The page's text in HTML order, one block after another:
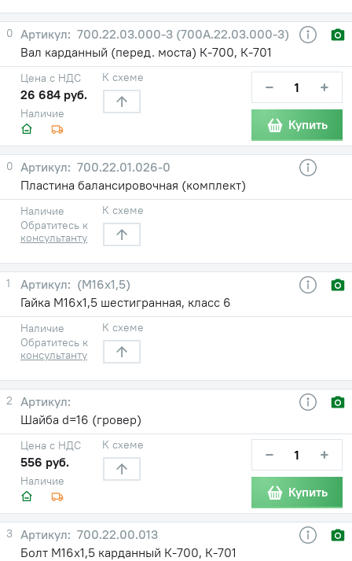
0
700.22.03.000-3 (700А.22.03.000-3)
Вал карданный (перед. моста) К-700, К-701
Наличие
Цена с НДС
26 684 руб.
К схеме − +
Купить
0
700.22.01.026-0
Пластина балансировочная (комплект)
Наличие
Обратитесь к
консультанту
К схеме
1
(М16х1,5)
Гайка М16х1,5 шестигранная, класс 6
Наличие
Обратитесь к
консультанту
К схеме
2
Шайба d=16 (гровер)
Наличие
Цена с НДС
556 руб.
К схеме − +
Купить
3
700.22.00.013
Болт М16х1,5 карданный К-700, К-701